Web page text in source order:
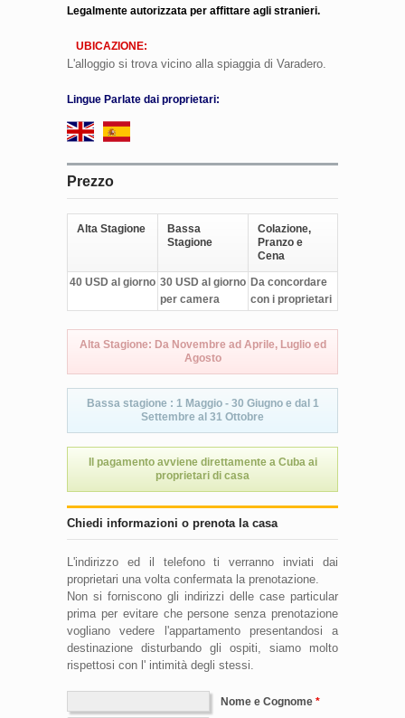
Legalmente autorizzata per affittare agli stranieri.
UBICAZIONE:
L'alloggio si trova vicino alla spiaggia di Varadero.
Lingue Parlate dai proprietari:
Prezzo
Alta Stagione
Bassa
Stagione
Colazione,
Pranzo e
Cena
40 USD al giorno 30 USD al giorno
per camera
Da concordare
con i proprietari
Alta Stagione: Da Novembre ad Aprile, Luglio ed
Agosto
Bassa stagione : 1 Maggio - 30 Giugno e dal 1
Settembre al 31 Ottobre
Il pagamento avviene direttamente a Cuba ai
proprietari di casa
Chiedi informazioni o prenota la casa
L'indirizzo ed il telefono ti verranno inviati dai
proprietari una volta confermata la prenotazione.
Non si forniscono gli indirizzi delle case particular
prima per evitare che persone senza prenotazione
vogliano vedere l'appartamento presentandosi a
destinazione disturbando gli ospiti, siamo molto
rispettosi con l' intimità degli stessi.
Nome e Cognome